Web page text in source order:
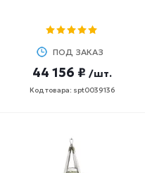
ПОД ЗАКАЗ
44 156 ₽ /шт.
Код товара: spt0039136